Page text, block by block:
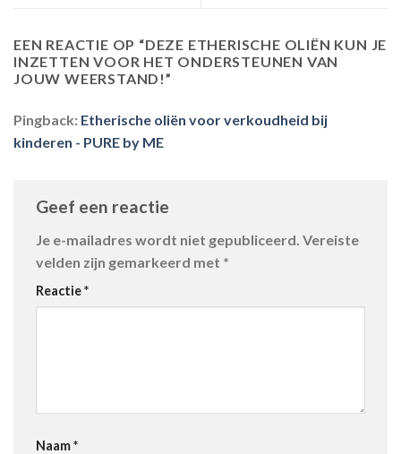
EEN REACTIE OP “DEZE ETHERISCHE OLIËN KUN JE
INZETTEN VOOR HET ONDERSTEUNEN VAN
JOUW WEERSTAND!”
Pingback: Etherische oliën voor verkoudheid bij
kinderen - PURE by ME
Geef een reactie
Je e-mailadres wordt niet gepubliceerd. Vereiste
velden zijn gemarkeerd met *
Reactie*
Naam*